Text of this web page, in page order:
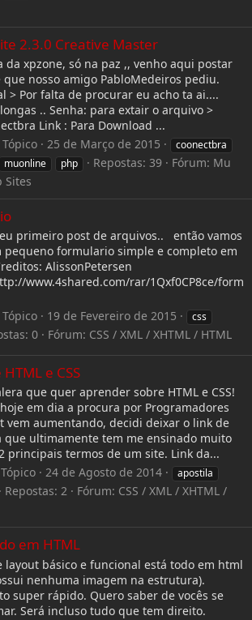
2.3.0 Creative Master
da xpzone, só na paz ,, venho aqui postar
nosso amigo PabloMedeiros pediu.
> Por falta de procurar eu acho ta ai....
.. Senha: para extair o arquivo >
Link : Para Download ...
Tópico 25 de Março de 2015
coonectbra
muonline php Repostas: 39 Fórum: Mu
Sites
primeiro post de arquivos.. então vamos
formulario simple e completo em
AlissonPetersen
www.4shared.com/rar/1Qxf0CP8ce/form
Tópico 19 de Fevereiro de 2015
css
0 Fórum: CSS / XML / XHTML / HTML
e CSS
que quer aprender sobre HTML e CSS!
em dia a procura por Programadores
vem aumentando, decidi deixar o link de
que ultimamente tem me ensinado muito
principais termos de um site. Link da...
Tópico 24 de Agosto de 2014
apostila
Repostas: 2 Fórum: CSS / XML / XHTML /
em HTML
layout básico e funcional está todo em html
nenhuma imagem na estrutura).
super rápido. Quero saber de vocês se
Será incluso tudo que tem direito.